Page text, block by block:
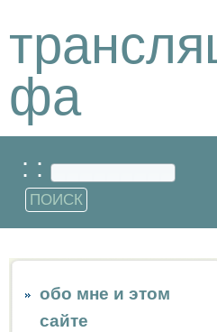
фа
: :
обо мне и этом
сайте